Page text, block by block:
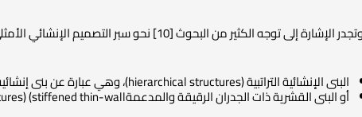
إلى توجه الكثير من البحوث [10] نحو سبر التصميم الإنشائي الأمثلي المعتمد على:
البنى الإنشائية التراتبية (hierarchical structures)، وهي عبارة عن بنى إنشائية منظمة في عدة مستوَيات، وكل مستوى مؤلف من بنى إنشائية مماثلة وأصغر حجماً،
أو البنى القشرية ذات الجدران الرقيقة والمدعمةstructures) (stiffened thin-wall،